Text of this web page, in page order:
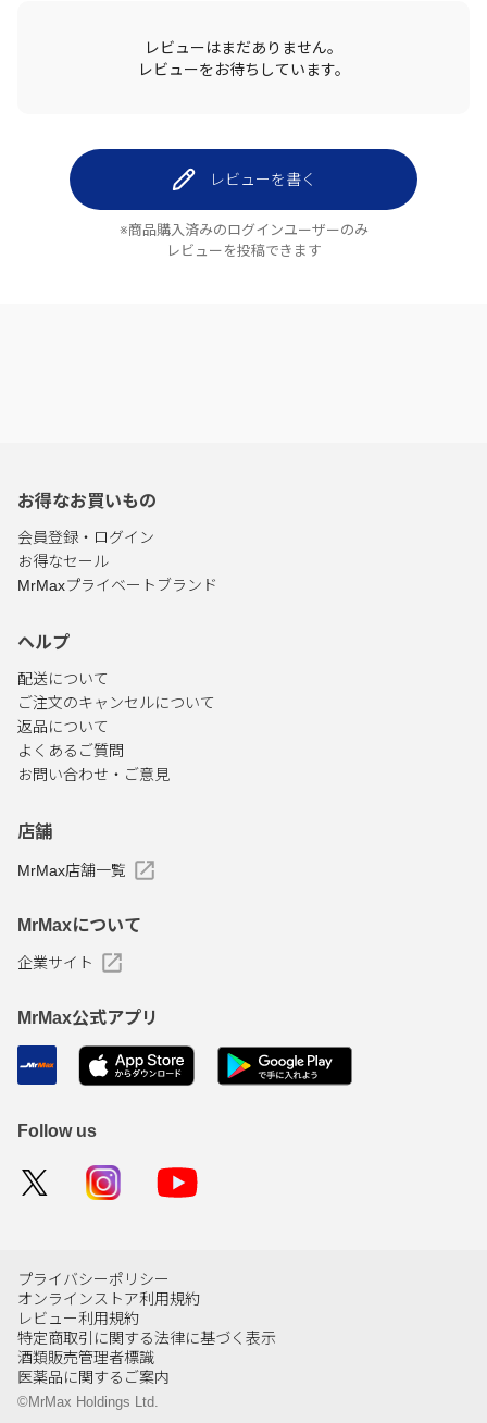
レビューはまだありません。
レビューをお待ちしています。
レビューを書く
※商品購入済みのログインユーザーのみ
レビューを投稿できます
お得なお買いもの
会員登録・ログイン
お得なセール
MrMaxプライベートブランド
ヘルプ
配送について
ご注文のキャンセルについて
返品について
よくあるご質問
お問い合わせ・ご意見
店舗
MrMax店舗一覧
MrMaxについて
企業サイト
MrMax公式アプリ
Follow us
プライバシーポリシー
オンラインストア利用規約
レビュー利用規約
特定商取引に関する法律に基づく表示
酒類販売管理者標識
医薬品に関するご案内
©MrMax Holdings Ltd.